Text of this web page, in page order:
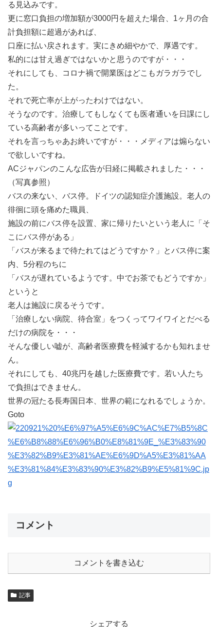
る見込みです。
更に窓口負担の増加額が3000円を超えた場合、1ヶ月の合
計負担額に超過があれば、
口座に払い戻されます。実にきめ細やかで、厚遇です。
私的には甘え過ぎではないかと思うのですが・・・
それにしても、コロナ禍で開業医はどこもガラガラでし
た。
それで死亡率が上がったわけではない。
そうなのです。治療してもしなくても医者通いを日課にし
ている高齢者が多いってことです。
それを言っちゃあお終いですが・・・メディアは煽らない
で欲しいですね。
ACジャパンのこんな広告が日経に掲載されました・・・
（写真参照）
バスの来ない、バス停。ドイツの認知症介護施設。老人の
徘徊に頭を痛めた職員、
施設の前にバス停を設置、家に帰りたいという老人に「そ
こにバス停がある」
「バスが来るまで待たれてはどうですか？」とバス停に案
内、5分程のちに
「バスが遅れているようです。中でお茶でもどうですか」
というと
老人は施設に戻るそうです。
「治療しない病院、待合室」をつくってワイワイとだべる
だけの病院を・・・
そんな優しい嘘が、高齢者医療費を軽減するかも知れませ
ん。
それにしても、40兆円を越した医療費です。若い人たち
で負担はできません。
世界の冠たる長寿国日本、世界の範になれるでしょうか。
Goto
コメント
コメントを書き込む
記事
シェアする